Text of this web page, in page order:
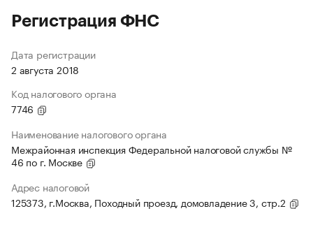
Регистрация ФНС
Дата регистрации
2 августа 2018
Код налогового органа
7746
Наименование налогового органа
Межрайонная инспекция Федеральной налоговой службы №
46 по г. Москве
Адрес налоговой
125373, г.Москва, Походный проезд, домовладение 3, стр.2